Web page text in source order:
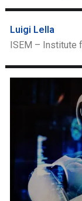
Luigi Lella
ISEM – Institute